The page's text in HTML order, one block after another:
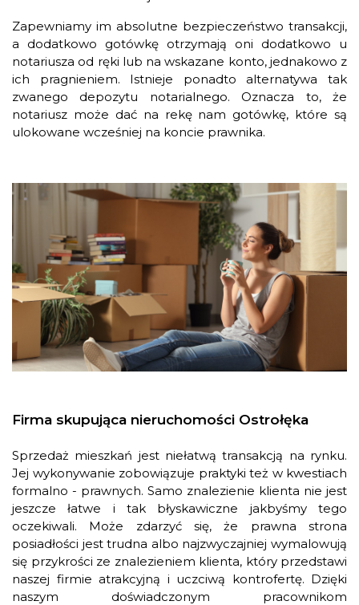
Zapewniamy im absolutne bezpieczeństwo transakcji,
a dodatkowo gotówkę otrzymają oni dodatkowo u
notariusza od ręki lub na wskazane konto, jednakowo z
ich pragnieniem. Istnieje ponadto alternatywa tak
zwanego depozytu notarialnego. Oznacza to, że
notariusz może dać na rekę nam gotówkę, które są
ulokowane wcześniej na koncie prawnika.
Firma skupująca nieruchomości Ostrołęka
Sprzedaż mieszkań jest niełatwą transakcją na rynku.
Jej wykonywanie zobowiązuje praktyki też w kwestiach
formalno - prawnych. Samo znalezienie klienta nie jest
jeszcze łatwe i tak błyskawiczne jakbyśmy tego
oczekiwali. Może zdarzyć się, że prawna strona
posiadłości jest trudna albo najzwyczajniej wymalowują
się przykrości ze znalezieniem klienta, który przedstawi
naszej firmie atrakcyjną i uczciwą kontrofertę. Dzięki
naszym doświadczonym pracownikom